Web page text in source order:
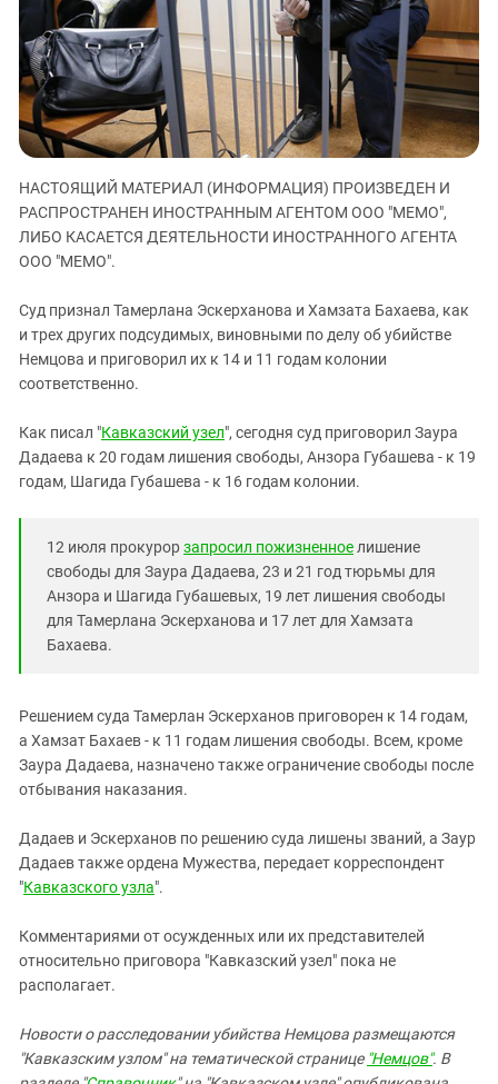
ЗАСТАВЛЯЕТ
КАВКАЗ ЗА ПАЛЕСТИНУ
ИНАКОМЫСЛИЕ В ЧЕЧНЕ
ПРЕСЛЕДОВАНИЕ АКТИВИСТОВ
МОБИЛИЗАЦИЯ И ПРОТЕСТЫ
Дагестан
Ингушетия
Кабардино-Балкария
Калмыкия
Карачаево-Черкесия
Краснодарский край
Российская Федерация
Северная Осетия - Алания
СКФО
Чечня
Южная Осетия
НАСТОЯЩИЙ МАТЕРИАЛ (ИНФОРМАЦИЯ) ПРОИЗВЕДЕН И
РАСПРОСТРАНЕН ИНОСТРАННЫМ АГЕНТОМ ООО "МЕМО",
ЛИБО КАСАЕТСЯ ДЕЯТЕЛЬНОСТИ ИНОСТРАННОГО АГЕНТА
ООО "МЕМО".
Суд признал Тамерлана Эскерханова и Хамзата Бахаева, как
и трех других подсудимых, виновными по делу об убийстве
Немцова и приговорил их к 14 и 11 годам колонии
соответственно.
Как писал "Кавказский узел", сегодня суд приговорил Заура
Дадаева к 20 годам лишения свободы, Анзора Губашева - к 19
годам, Шагида Губашева - к 16 годам колонии.
12 июля прокурорзапросил пожизненноелишение
свободы для Заура Дадаева, 23 и 21 год тюрьмы для
Анзора и Шагида Губашевых, 19 лет лишения свободы
для Тамерлана Эскерханова и 17 лет для Хамзата
Бахаева.
Решением суда Тамерлан Эскерханов приговорен к 14 годам,
а Хамзат Бахаев - к 11 годам лишения свободы. Всем, кроме
Заура Дадаева, назначено также ограничение свободы после
отбывания наказания.
Дадаев и Эскерханов по решению суда лишены званий, а Заур
Дадаев также ордена Мужества, передает корреспондент
"Кавказского узла".
Комментариями от осужденных или их представителей
относительно приговора "Кавказский узел" пока не
располагает.
Новости о расследовании убийства Немцова размещаются
"Кавказским узлом" на тематической странице "Немцов". В